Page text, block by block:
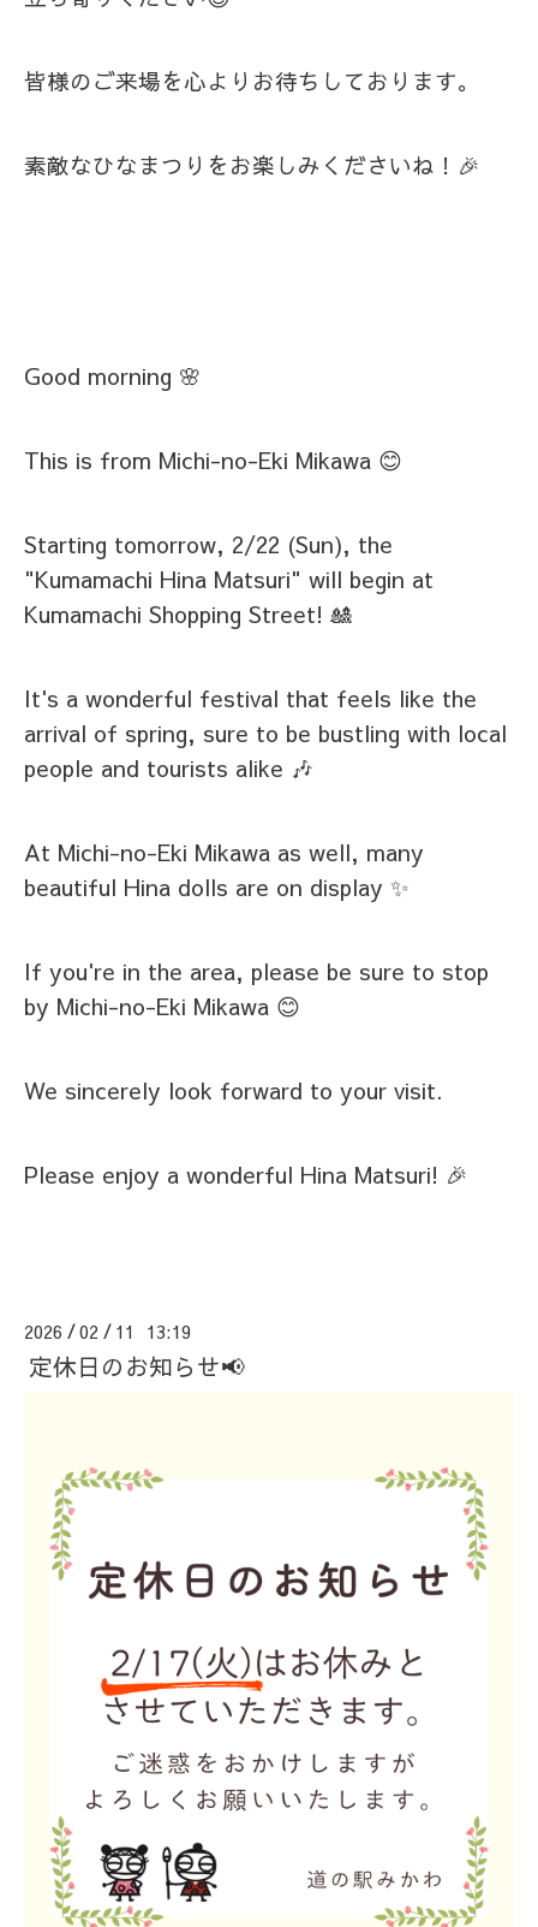
皆様のご来場を心よりお待ちしております。
素敵なひなまつりをお楽しみくださいね！🎉
Good morning 🌸
This is from Michi-no-Eki Mikawa 😊
Starting tomorrow, 2/22 (Sun), the
"Kumamachi Hina Matsuri" will begin at
Kumamachi Shopping Street! 🎎
It's a wonderful festival that feels like the
arrival of spring, sure to be bustling with local
people and tourists alike 🎶
At Michi-no-Eki Mikawa as well, many
beautiful Hina dolls are on display ✨
If you're in the area, please be sure to stop
by Michi-no-Eki Mikawa 😊
We sincerely look forward to your visit.
Please enjoy a wonderful Hina Matsuri! 🎉
2026 /02 / 11 13:19
定休日のお知らせ📢